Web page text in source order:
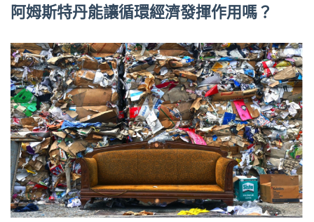
阿姆斯特丹能讓循環經濟發揮作用嗎？